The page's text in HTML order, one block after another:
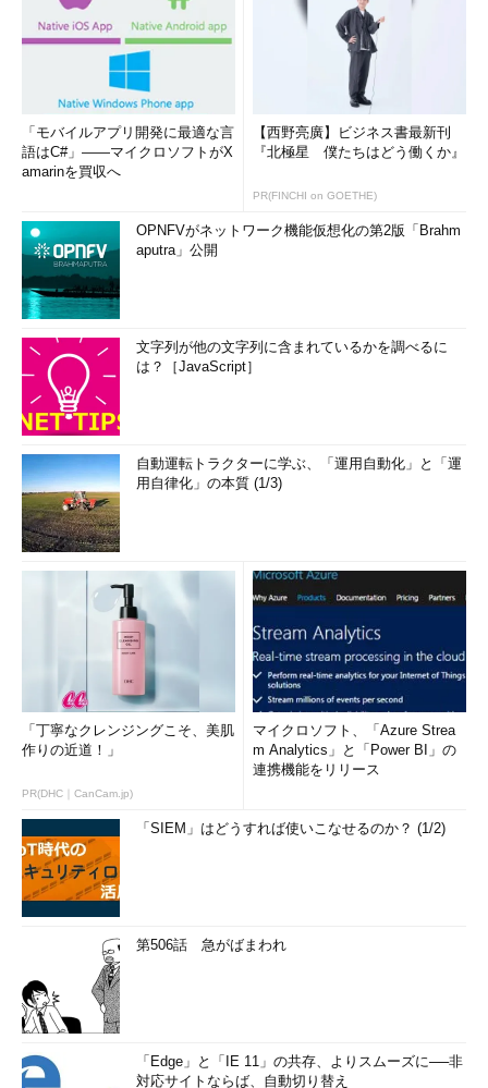
「モバイルアプリ開発に最適な言
語はC#」――マイクロソフトがX
amarinを買収へ
【西野亮廣】ビジネス書最新刊
『北極星 僕たちはどう働くか』
PR(FINCHI on GOETHE)
OPNFVがネットワーク機能仮想化の第2版「Brahm
aputra」公開
文字列が他の文字列に含まれているかを調べるに
は？［JavaScript］
自動運転トラクターに学ぶ、「運用自動化」と「運
用自律化」の本質 (1/3)
「丁寧なクレンジングこそ、美肌
作りの近道！」
PR(DHC｜CanCam.jp)
マイクロソフト、「Azure Strea
m Analytics」と「Power BI」の
連携機能をリリース
「SIEM」はどうすれば使いこなせるのか？ (1/2)
第506話 急がばまわれ
「Edge」と「IE 11」の共存、よりスムーズに──非
対応サイトならば、自動切り替え